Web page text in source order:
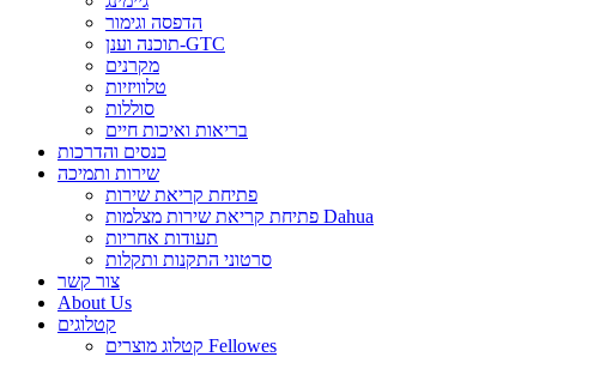
הדפסה וגימור
תוכנה וענן-GTC
מקרנים
טלוויזיות
סוללות
בריאות ואיכות חיים
כנסים והדרכות
שירות ותמיכה
פתיחת קריאת שירות
פתיחת קריאת שירות מצלמות Dahua
תעודות אחריות
סרטוני התקנות ותקלות
צור קשר
About Us
קטלוגים
קטלוג מוצרים Fellowes